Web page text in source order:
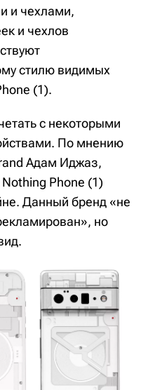
и чехлами,
и чехлов
стилю видимых
(1).
с некоторыми
По мнению
Адам Иджаз,
Phone (1)
Данный бренд «не
но